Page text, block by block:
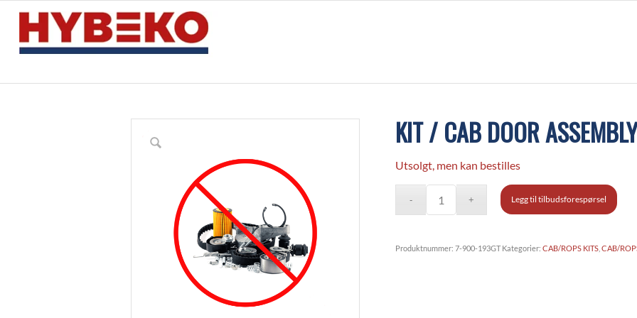
KIT / CAB DOOR
Utsolgt, men kan bestilles
Legg til tilbudsforespørsel
Produktnummer:7-900-193GT Kategorier:CAB/ROPS KITS ,CAB/